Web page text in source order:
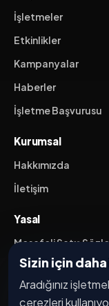
Sizin için
Aradığınız
çerezleri
İşletmeler
Etkinlikler
Kampanyalar
Haberler
İşletme Başvurusu
Kurumsal
Hakkımızda
İletişim
Yasal
Mesafeli Satış
İptal / İade Koşulları
Hizmet Şartları